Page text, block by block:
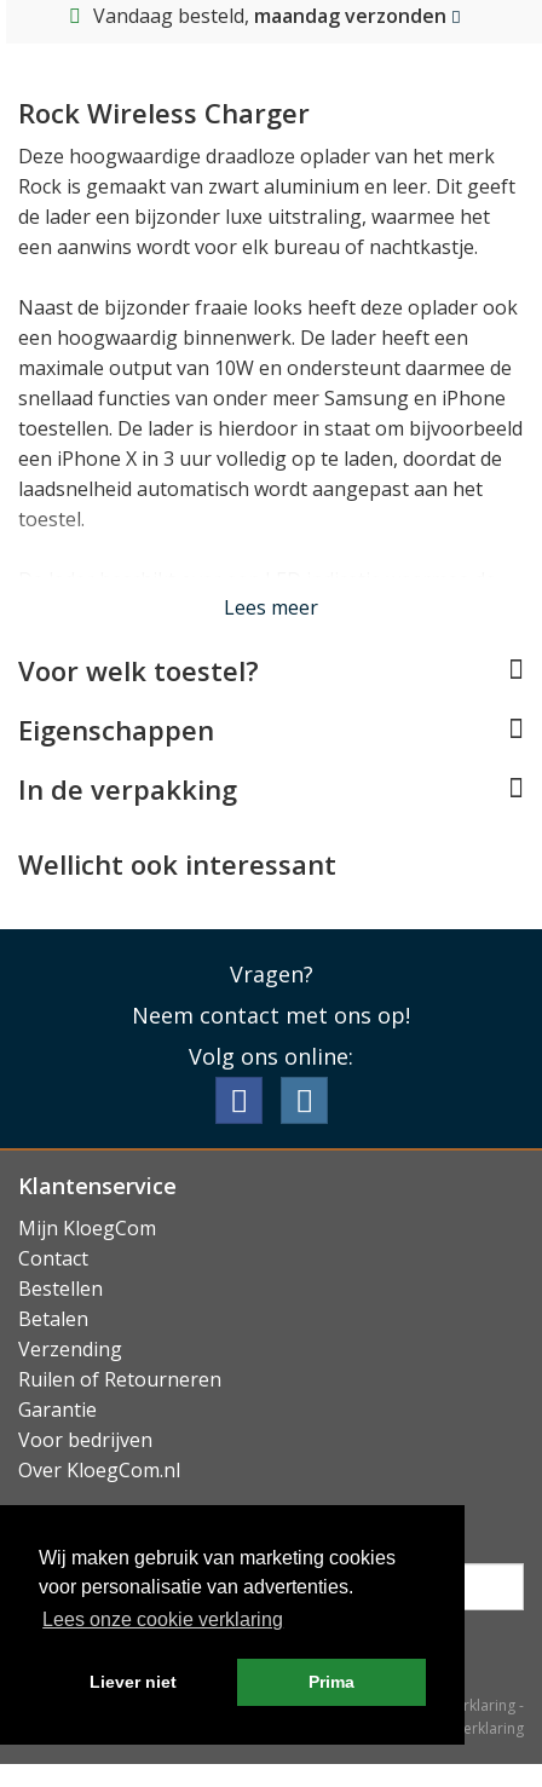
Wij maken gebruik van marketing cookies
voor personalisatie van advertenties.
Lees onze cookie verklaring
Liever niet Prima
Vandaag besteld, maandag verzonden
Rock Wireless Charger
Deze hoogwaardige draadloze oplader van het merk
Rock is gemaakt van zwart aluminium en leer. Dit geeft
de lader een bijzonder luxe uitstraling, waarmee het
een aanwins wordt voor elk bureau of nachtkastje.
Naast de bijzonder fraaie looks heeft deze oplader ook
een hoogwaardig binnenwerk. De lader heeft een
maximale output van 10W en ondersteunt daarmee de
snellaad functies van onder meer Samsung en iPhone
toestellen. De lader is hierdoor in staat om bijvoorbeeld
een iPhone X in 3 uur volledig op te laden, doordat de
laadsnelheid automatisch wordt aangepast aan het
toestel.
laad-status in één oogopslag zichtbaar is: blauw
rood duidt op een probleem. De lader is namelijk
detection) om te voorkomen dat er problemen
worden.
Lees meer
Voor welk toestel?
Eigenschappen
In de verpakking
Wellicht ook interessant
Vragen?
Neem contact met ons op!
Volg ons online:
Klantenservice
Mijn KloegCom
Contact
Bestellen
Betalen
Verzending
Ruilen of Retourneren
Garantie
Voor bedrijven
Over KloegCom.nl
Algemene voorwaarden-Cookieverklaring-
Privacyverklaring